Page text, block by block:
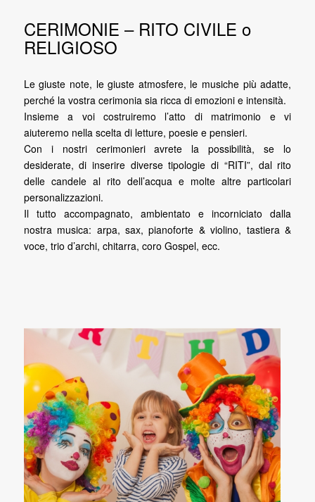
CERIMONIE – RITO CIVILE o
RELIGIOSO
Le giuste note, le giuste atmosfere, le musiche più adatte,
perché la vostra cerimonia sia ricca di emozioni e intensità.
Insieme a voi costruiremo l’atto di matrimonio e vi
aiuteremo nella scelta di letture, poesie e pensieri.
Con i nostri cerimonieri avrete la possibilità, se lo
desiderate, di inserire diverse tipologie di “RITI”, dal rito
delle candele al rito dell’acqua e molte altre particolari
personalizzazioni.
Il tutto accompagnato, ambientato e incorniciato dalla
nostra musica: arpa, sax, pianoforte & violino, tastiera &
voce, trio d’archi, chitarra, coro Gospel, ecc.